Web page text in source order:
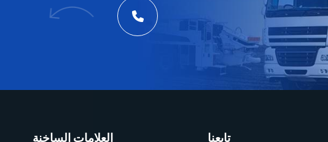
العلامات الساخنة تابعنا